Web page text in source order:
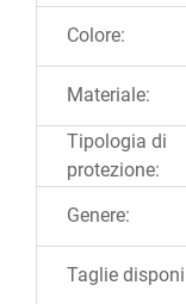
Colore:
Materiale:
Tipologia di
protezione:
Genere:
Taglie